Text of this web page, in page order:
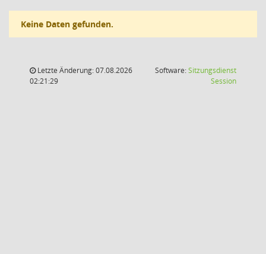
Keine Daten gefunden.
Letzte Änderung: 07.08.2026
02:21:29
Software:Sitzungsdienst
Session(Wird in